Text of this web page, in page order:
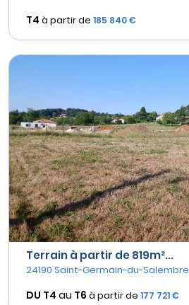
T4 à partir de 185 840 €
Terrain à partir de 819m²...
24190 Saint-Germain-du-Salembre
DU T4 au T6 à partir de 177 721 €